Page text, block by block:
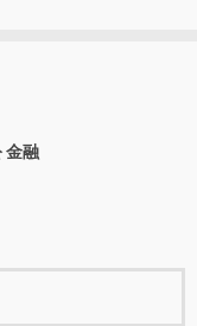
金融